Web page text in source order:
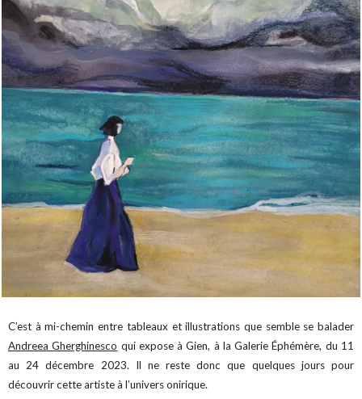
C’est à mi-chemin entre tableaux et illustrations que semble se balader
Andreea Gherghinesco qui expose à Gien, à la Galerie Éphémère, du 11
au 24 décembre 2023. Il ne reste donc que quelques jours pour
découvrir cette artiste à l’univers onirique.